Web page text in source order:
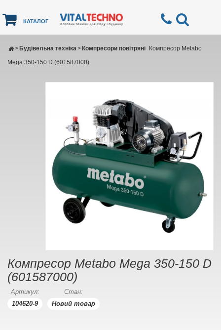
КАТАЛОГ
Будівельна техніка
> Компресори повітряні
>
Компресор Metabo
Mega 350-150 D (601587000)
Компресор Metabo Mega 350-150 D
(601587000)
Артикул:
104620-9
Стан:
Новий товар